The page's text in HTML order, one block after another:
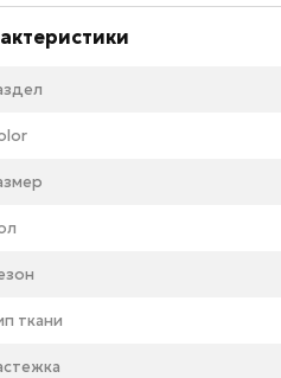
ткани